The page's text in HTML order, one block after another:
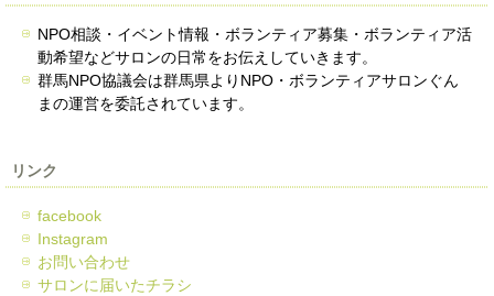
NPO相談・イベント情報・ボランティア募集・ボランティア活
動希望などサロンの日常をお伝えしていきます。
群馬NPO協議会は群馬県よりNPO・ボランティアサロンぐん
まの運営を委託されています。
リンク
facebook
Instagram
お問い合わせ
サロンに届いたチラシ